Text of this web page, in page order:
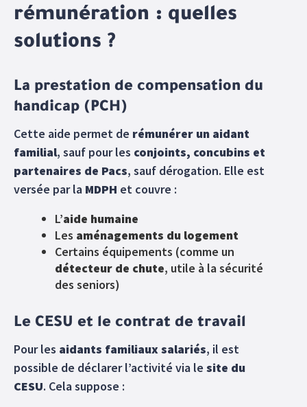
rémunération : quelles
solutions ?
La prestation de compensation du
handicap (PCH)
Cette aide permet de rémunérer un aidant
familial, sauf pour les conjoints, concubins et
partenaires de Pacs, sauf dérogation. Elle est
versée par la MDPH et couvre :
L’aide humaine
Les aménagements du logement
Certains équipements (comme un
détecteur de chute, utile à la sécurité
des seniors)
Le CESU et le contrat de travail
Pour les aidants familiaux salariés, il est
possible de déclarer l’activité via le site du
CESU. Cela suppose :